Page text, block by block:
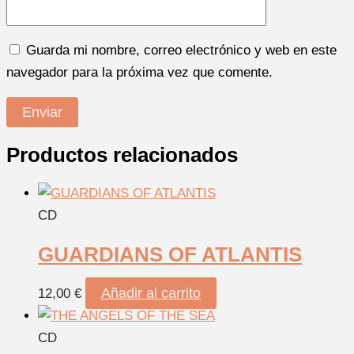
Guarda mi nombre, correo electrónico y web en este
navegador para la próxima vez que comente.
Productos relacionados
CD
GUARDIANS OF ATLANTIS
12,00 € Añadir al carrito
CD